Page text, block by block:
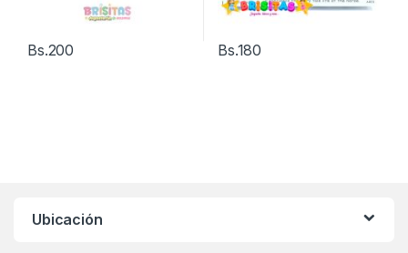
Bs.200 Bs.180
Ubicación